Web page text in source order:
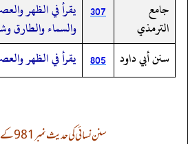
جامع
الترمذي
307
يقرأ في الظهر
والسماء والطارق
سنن أبي داود
805 يقرأ في الظهر
سنن نسائی کی حدیث نمبر 981 کے فوائد و مسائل